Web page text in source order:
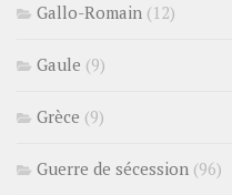
Gallo-Romain (12)
Gaule (9)
Grèce (9)
Guerre de sécession (96)